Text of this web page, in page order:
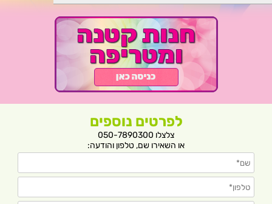
לפרטים נוספים
צלצלו 050-7890300
או השאירו שם, טלפון והודעה: